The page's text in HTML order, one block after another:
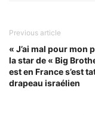
Previous article
« J’ai mal pour mon
la star de « Big
est en France s’est
drapeau israélien